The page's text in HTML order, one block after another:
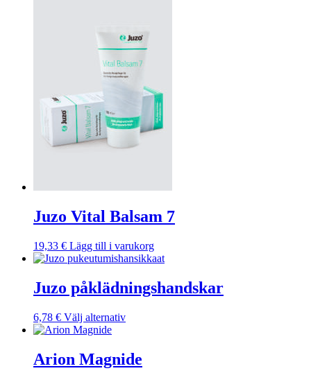
Juzo Vital Balsam 7
19,33 € Lägg till i varukorg
Juzo påklädningshandskar
6,78 € Välj alternativDen
har
flera
Arion Magnide